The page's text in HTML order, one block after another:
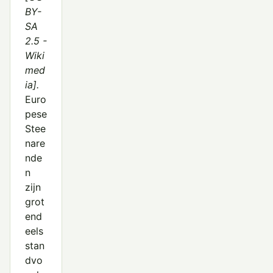
BY-
SA
2.5 -
Wiki
med
ia].
Euro
pese
Stee
nare
nde
n
zijn
grot
end
eels
stan
dvo